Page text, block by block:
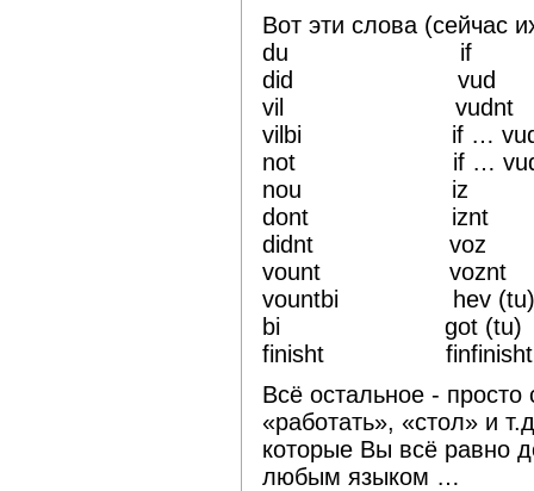
Вот эти слова (сейчас
du if
did vud
vil vudnt
vilbi if … vud
not if …
nou iz
dont iznt
didnt voz
vount voznt
vountbi hev (tu)
bi got (tu)
finisht finfinisht
Всё остальное -
«работать», «стол» и
которые Вы всё равно
любым языком …